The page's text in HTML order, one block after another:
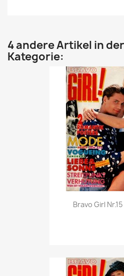
4 andere Artikel in
Kategorie:

Bravo Girl